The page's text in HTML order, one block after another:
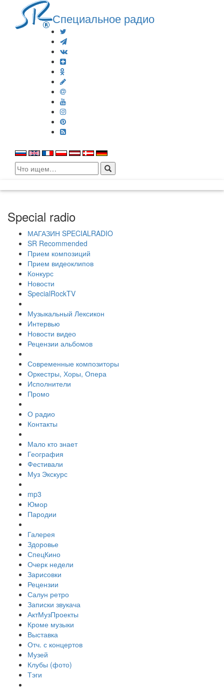
Специальное радио
Search
for:
Special radio
МАГАЗИН SPECIALRADIO
SR Recommended
Прием композиций
Прием видеоклипов
Конкурс
Новости
SpecialRockTV
Музыкальный Лексикон
Интервью
Новости видео
Рецензии альбомов
Современные композиторы
Оркестры, Хоры, Опера
Исполнители
Промо
О радио
Контакты
Мало кто знает
География
Фестивали
Муз Экскурс
mp3
Юмор
Пародии
Галерея
Здоровье
СпецКино
Очерк недели
Зарисовки
Рецензии
Салун ретро
Записки звукача
АктМузПроекты
Кроме музыки
Выставка
Отч. с концертов
Музей
Клубы (фото)
Тэги